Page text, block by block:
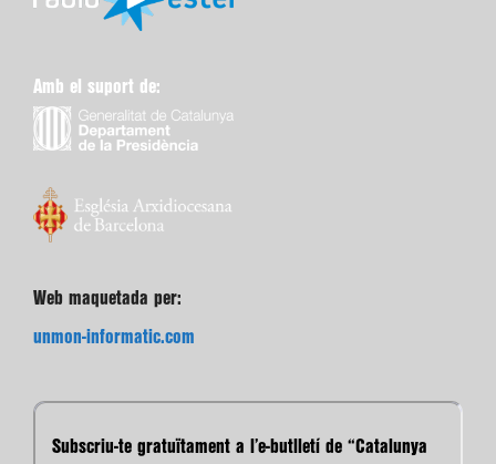
Amb el suport de:
Web maquetada per:
unmon-informatic.com
Subscriu-te gratuïtament a l’e-butlletí de “Catalunya